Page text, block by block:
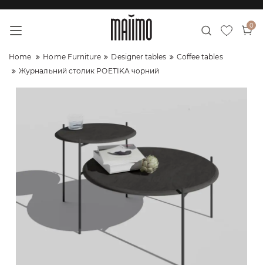
0
Home Home Furniture Designer tables
Coffee tables
Журнальний столик POETIKA чорний